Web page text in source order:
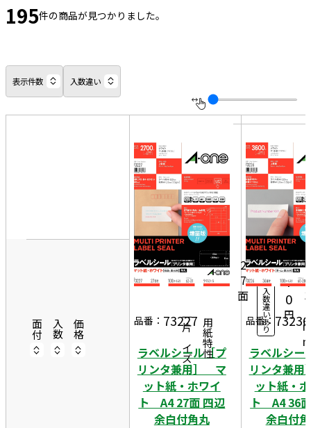
す
195件の商品が見つかりました。
表示件数 入数違い
面付 入数 価格 一片サイズ用紙特性
品番： 73227
ラベルシール［プ
リンタ兼用］ マ
ット紙・ホワイ
ト A4 27面 四辺
余白付角丸
2
7
面
10
0シ
ー
ト
入
数
違
い
あ
り
5,
1
7
0
円
6
2
3
品番： 73236
ラベルシー
リンタ兼
ット紙・
ト A4 36
余白付